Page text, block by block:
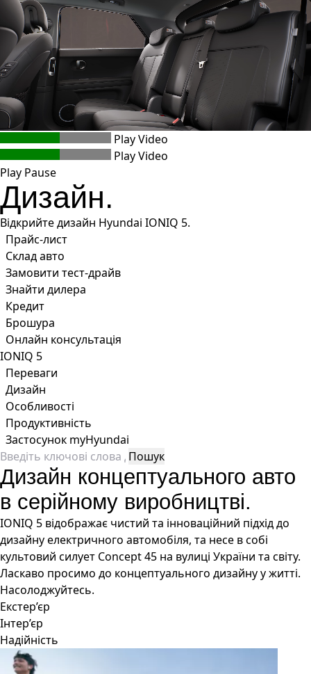
Play Video
Play Video
Play Pause
Дизайн.
Відкрийте дизайн Hyundai IONIQ 5.
Прайс-лист
Склад авто
Замовити тест-драйв
Знайти дилера
Кредит
Брошура
Онлайн консультація
IONIQ 5
Переваги
Дизайн
Особливості
Продуктивність
Застосунок myHyundai
Дизайн концептуального авто
в серійному виробництві.
IONIQ 5 відображає чистий та інноваційний підхід до
дизайну електричного автомобіля, та несе в собі
культовий силует Concept 45 на вулиці України та світу.
Ласкаво просимо до концептуального дизайну у житті.
Насолоджуйтесь.
Екстер’єр
Інтер’єр
Надійність